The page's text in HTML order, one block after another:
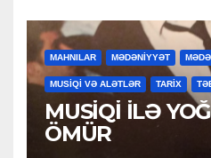
MAHNILAR MƏDƏNİYYƏT
MUSİQİ VƏ ALƏTLƏR TARİX
MUSİQİ İLƏ
ÖMÜR